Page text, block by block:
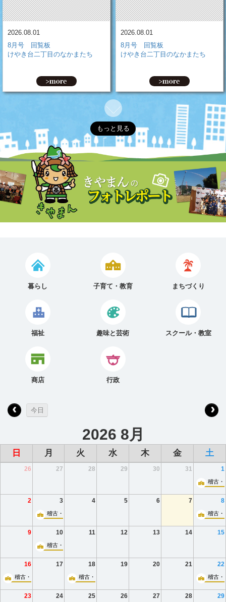
2026.08.01
8月号 回覧板
けやき台二丁目のなかまたち
2026.08.01
8月号 回覧板
けやき台二丁目のなかまたち
もっと見る
暮らし 子育て・教育 まちづくり
福祉 趣味と芸術 スクール・教室
商店 行政
今日
2026 8月
日 月 火 水 木 金 土
26 27 28 29 30 31 1
稽古・
2 3 4 5 6 7 8
稽古・小ホール 稽古・
9 10 11 12 13 14 15
稽古・小ホール
16 17 18 19 20 21 22
稽古・小ホール 稽古・小ホール 稽古・
23 24 25 26 27 28 29